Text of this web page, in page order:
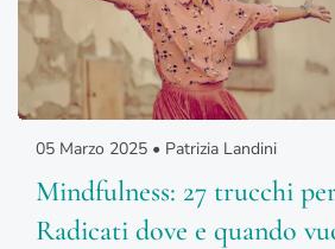
05 Marzo 2025 • Patrizia Landini
Mindfulness: 27 trucchi
Radicati dove e quando